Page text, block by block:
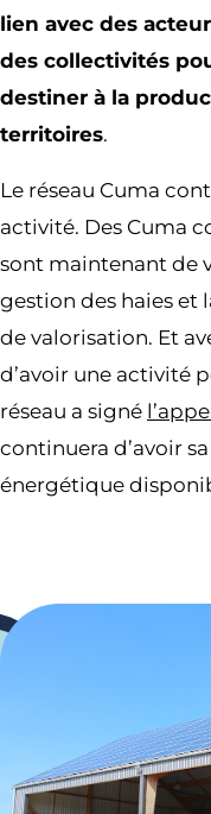
lien avec des
des collectivités
destiner à la
territoires.
Le réseau Cuma
activité. Des Cuma
sont maintenant de
gestion des haies et
de valorisation. Et
d’avoir une activité
réseau a signé
continuera d’avoir
énergétique